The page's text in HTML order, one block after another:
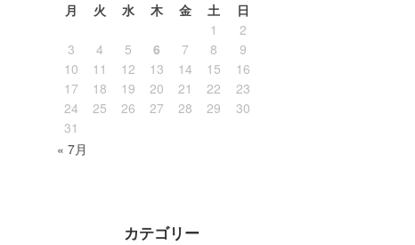
月 火 水 木 金 土
日
1
2
3
4 5 6 7 8
9
10
11 12 13 14 15
16
17
18 19 20 21 22
23
24
25 26 27 28 29
30
31
« 7月
カテゴリー